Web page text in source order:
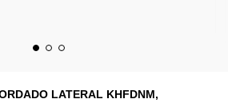
LATERAL KHFDNM,